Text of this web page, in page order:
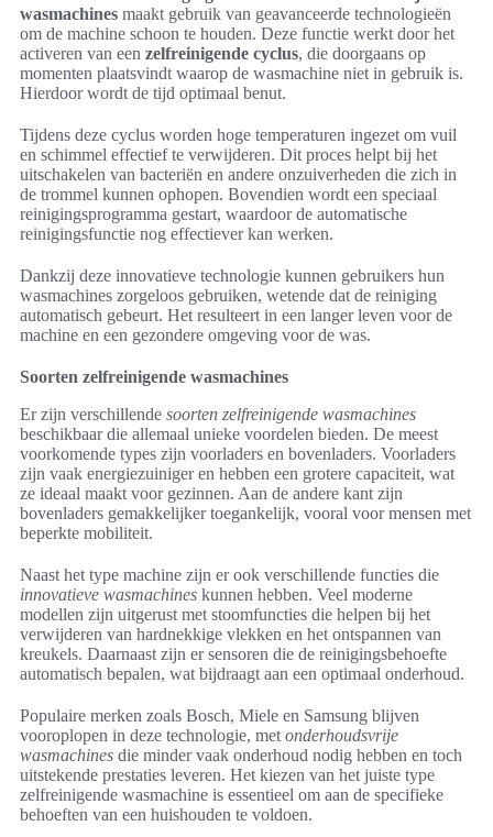
wasmachines maakt gebruik van geavanceerde technologieën
om de machine schoon te houden. Deze functie werkt door het
activeren van een zelfreinigende cyclus, die doorgaans op
momenten plaatsvindt waarop de wasmachine niet in gebruik is.
Hierdoor wordt de tijd optimaal benut.
Tijdens deze cyclus worden hoge temperaturen ingezet om vuil
en schimmel effectief te verwijderen. Dit proces helpt bij het
uitschakelen van bacteriën en andere onzuiverheden die zich in
de trommel kunnen ophopen. Bovendien wordt een speciaal
reinigingsprogramma gestart, waardoor de automatische
reinigingsfunctie nog effectiever kan werken.
Dankzij deze innovatieve technologie kunnen gebruikers hun
wasmachines zorgeloos gebruiken, wetende dat de reiniging
automatisch gebeurt. Het resulteert in een langer leven voor de
machine en een gezondere omgeving voor de was.
Soorten zelfreinigende wasmachines
Er zijn verschillende soorten zelfreinigende wasmachines
beschikbaar die allemaal unieke voordelen bieden. De meest
voorkomende types zijn voorladers en bovenladers. Voorladers
zijn vaak energiezuiniger en hebben een grotere capaciteit, wat
ze ideaal maakt voor gezinnen. Aan de andere kant zijn
bovenladers gemakkelijker toegankelijk, vooral voor mensen met
beperkte mobiliteit.
Naast het type machine zijn er ook verschillende functies die
innovatieve wasmachines kunnen hebben. Veel moderne
modellen zijn uitgerust met stoomfuncties die helpen bij het
verwijderen van hardnekkige vlekken en het ontspannen van
kreukels. Daarnaast zijn er sensoren die de reinigingsbehoefte
automatisch bepalen, wat bijdraagt aan een optimaal onderhoud.
Populaire merken zoals Bosch, Miele en Samsung blijven
vooroplopen in deze technologie, met onderhoudsvrije
wasmachines die minder vaak onderhoud nodig hebben en toch
uitstekende prestaties leveren. Het kiezen van het juiste type
zelfreinigende wasmachine is essentieel om aan de specifieke
behoeften van een huishouden te voldoen.